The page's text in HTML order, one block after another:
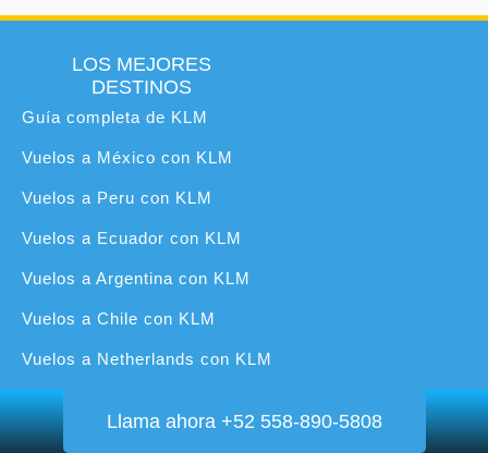
LOS MEJORES
DESTINOS
Guía completa de KLM
Vuelos a México con KLM
Vuelos a Peru con KLM
Vuelos a Ecuador con KLM
Vuelos a Argentina con KLM
Vuelos a Chile con KLM
Vuelos a Netherlands con KLM
Vuelos a España con KLM
Vuelos a Cuba KLM
Llama ahora +52 558-890-5808